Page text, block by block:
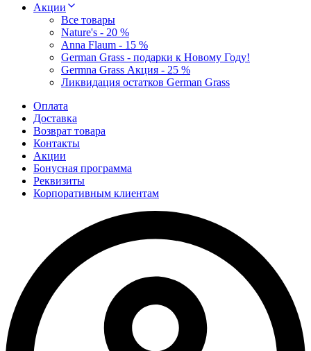
Акции
Все товары
Nature's - 20 %
Anna Flaum - 15 %
German Grass - подарки к Новому Году!
Germna Grass Акция - 25 %
Ликвидация остатков German Grass
Оплата
Доставка
Возврат товара
Контакты
Акции
Бонусная программа
Реквизиты
Корпоративным клиентам